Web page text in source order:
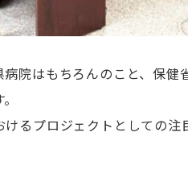
院はもちろんのこと、保健
るプロジェクトとしての注